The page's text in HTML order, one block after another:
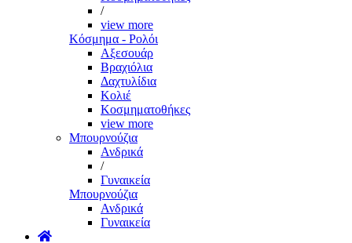
/
view more
Κόσμημα - Ρολόι
Αξεσουάρ
Βραχιόλια
Δαχτυλίδια
Κολιέ
Κοσμηματοθήκες
view more
Μπουρνούζια
Ανδρικά
/
Γυναικεία
Μπουρνούζια
Ανδρικά
Γυναικεία